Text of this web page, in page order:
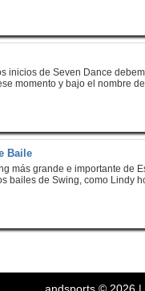
inicios de Seven Dance
momento y bajo el nombre
Baile
más grande e importante de
bailes de Swing, como Lindy
andsports© 2026 |